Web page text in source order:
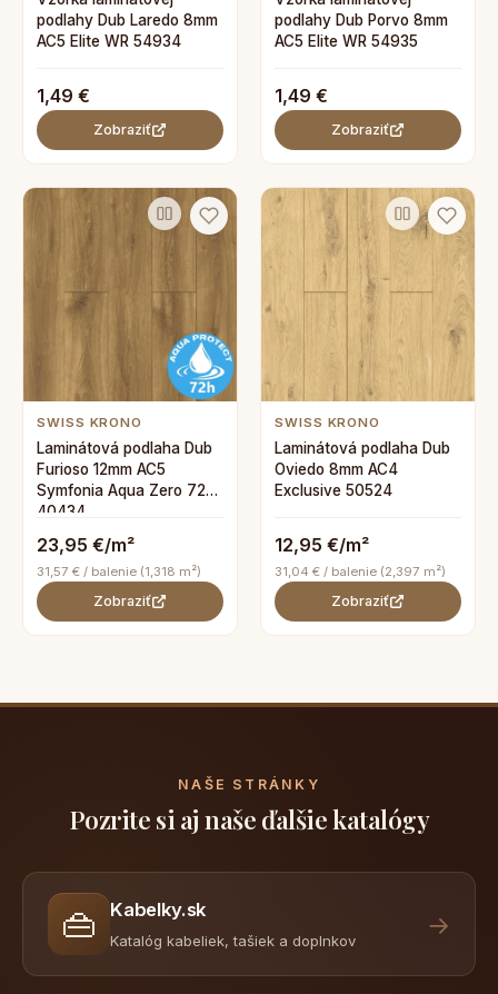
podlahy Dub Laredo 8mm
AC5 Elite WR 54934
1,49 €
Zobraziť
podlahy Dub Porvo 8mm
AC5 Elite WR 54935
1,49 €
Zobraziť
SWISS KRONO
Laminátová podlaha Dub
Furioso 12mm AC5
Symfonia Aqua Zero 72h
40434
23,95 €/m²
31,57 € / balenie (1,318 m²)
Zobraziť
SWISS KRONO
Laminátová podlaha Dub
Oviedo 8mm AC4
Exclusive 50524
12,95 €/m²
31,04 € / balenie (2,397 m²)
Zobraziť
NAŠE STRÁNKY
Pozrite si aj naše ďalšie katalógy
👜 Kabelky.sk
Katalóg kabeliek, tašiek a doplnkov
→